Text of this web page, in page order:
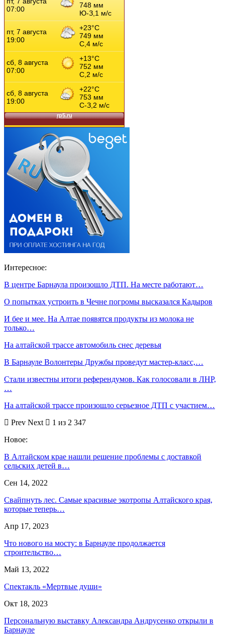
Интересное:
В центре Барнаула произошло ДТП. На месте работают…
О попытках устроить в Чечне погромы высказался Кадыров
И бее и мее. На Алтае появятся продукты из молока не
только…
На алтайской трассе автомобиль снес деревья
В Барнауле Волонтеры Дружбы проведут мастер-класс,…
Стали известны итоги референдумов. Как голосовали в ЛНР,
…
На алтайской трассе произошло серьезное ДТП с участием…
Prev Next
1 из 2 347
Новое:
В Алтайском крае нашли решение проблемы с доставкой
сельских детей в…
Сен 14, 2022
Свайпнуть лес. Самые красивые экотропы Алтайского края,
которые теперь…
Апр 17, 2023
Что нового на мосту: в Барнауле продолжается
строительство…
Май 13, 2022
Спектакль «Мертвые души»
Окт 18, 2023
Персональную выставку Александра Андрусенко открыли в
Барнауле